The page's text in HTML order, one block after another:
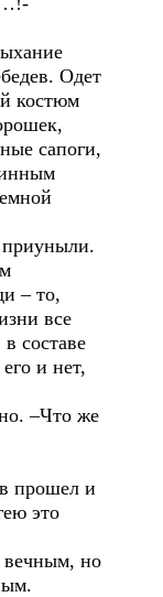
Одет
костюм
сапоги,
– то,
все
составе
и нет,
–Что же
прошел и
это
вечным, но